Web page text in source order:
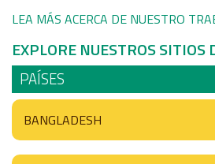
LEA MÁS ACERCA DE NUESTRO
EXPLORE NUESTROS SITIOS
PAÍSES
BANGLADESH